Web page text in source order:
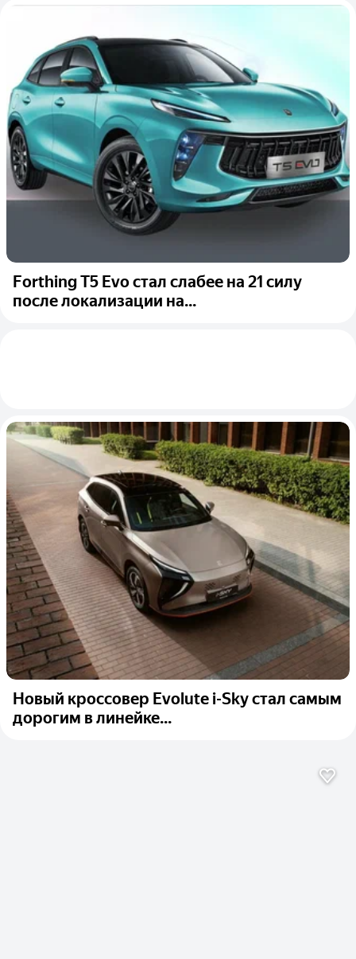
Forthing T5 Evo стал слабее на 21 силу
после локализации на...
Новый кроссовер Evolute i-Sky стал самым
дорогим в линейке...